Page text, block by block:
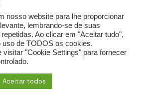
nosso website para lhe proporcionar
lembrando-se de suas
Ao clicar em "Aceitar tudo",
de TODOS os cookies.
visitar "Cookie Settings" para fornecer
Aceitar todos